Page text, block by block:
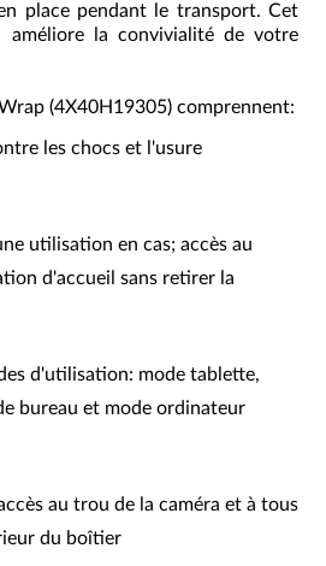
place pendant le transport. Cet
améliore la convivialité de votre
(4X40H19305) comprennent:
les chocs et l'usure
utilisation en cas; accès au
d'accueil sans retirer la
d'utilisation: mode tablette,
bureau et mode ordinateur
au trou de la caméra et à tous
du boîtier